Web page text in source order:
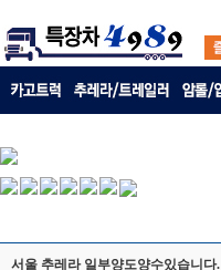
서울 추레라 일부양도양수있습니다.